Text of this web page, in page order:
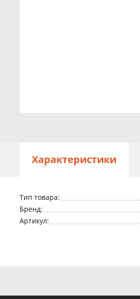
Характеристики
Тип товара:
Бренд:
Артикул: